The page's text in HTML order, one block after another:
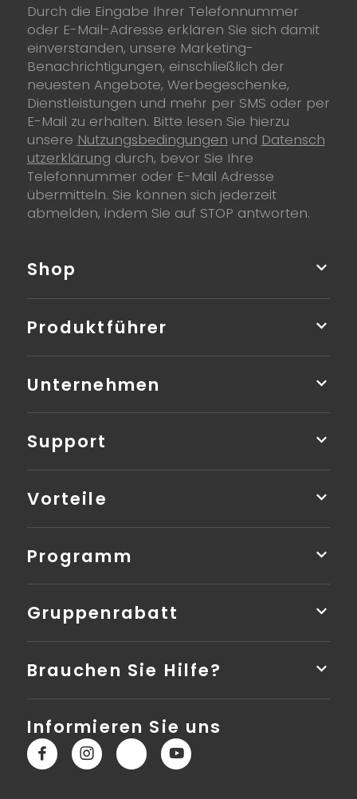
Durch die Eingabe Ihrer Telefonnummer
oder E-Mail-Adresse erklären Sie sich damit
einverstanden, unsere Marketing-
Benachrichtigungen, einschließlich der
neuesten Angebote, Werbegeschenke,
Dienstleistungen und mehr per SMS oder per
E-Mail zu erhalten. Bitte lesen Sie hierzu
unsere Nutzungsbedingungen und Datensch
utzerklärung durch, bevor Sie Ihre
Telefonnummer oder E-Mail Adresse
übermitteln. Sie können sich jederzeit
abmelden, indem Sie auf STOP antworten.
Shop
Produktführer
Unternehmen
Support
Vorteile
Programm
Gruppenrabatt
Brauchen Sie Hilfe?
Informieren Sie uns